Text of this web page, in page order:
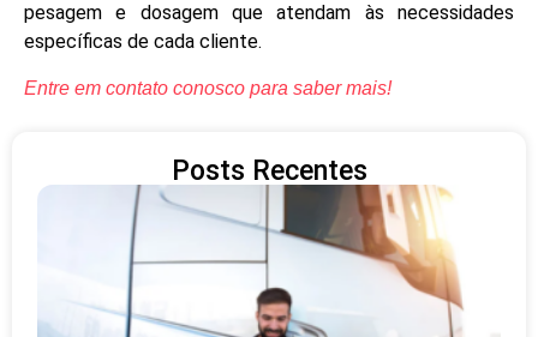
pesagem e dosagem que atendam às necessidades
específicas de cada cliente.
Entre em contato conosco para saber mais!
Posts Recentes